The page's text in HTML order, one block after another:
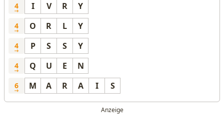
4 I V R Y
4 O R L Y
4 P S S Y
4 Q U E N
6 M A R A I S